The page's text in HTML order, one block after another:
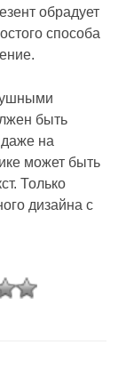
обрадует
способа
быть
на
может быть
Только
дизайна с